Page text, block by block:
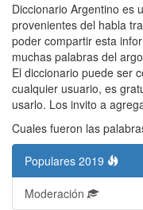
Diccionario Argentino es
provenientes del habla
poder compartir esta
muchas palabras del
El diccionario puede ser
cualquier usuario, es
usarlo. Los invito a
Cuales fueron las
Populares 2019
Moderación